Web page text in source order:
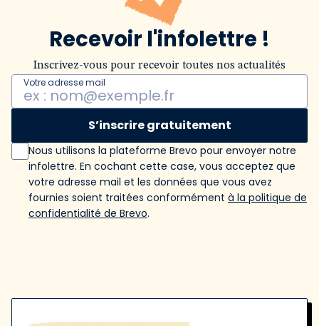
Recevoir l'infolettre !
Inscrivez-vous pour recevoir toutes nos actualités
Votre adresse mail
S’inscrire gratuitement
Nous utilisons la plateforme Brevo pour envoyer notre
infolettre. En cochant cette case, vous acceptez que
votre adresse mail et les données que vous avez
fournies soient traitées conformément à la politique de
confidentialité de Brevo.